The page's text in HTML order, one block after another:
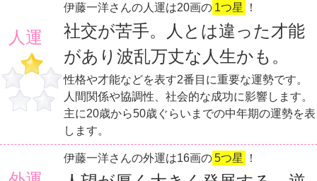
人運
伊藤一洋さんの人運は20画の 1つ星 ！
社交が苦手。人とは違った才能
があり波乱万丈な人生かも。
性格や才能などを表す2番目に重要な運勢です。
人間関係や協調性、社会的な成功に影響します。
主に20歳から50歳ぐらいまでの中年期の運勢を表
します。
伊藤一洋さんの外運は16画の5つ星 ！